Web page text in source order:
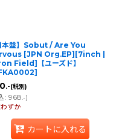
本盤】Sobut / Are You
[JPN Org.EP][7inch |
Field]【ユーズド】
]
.-(税別)
: 968 .-)
ずか
カートに入れる